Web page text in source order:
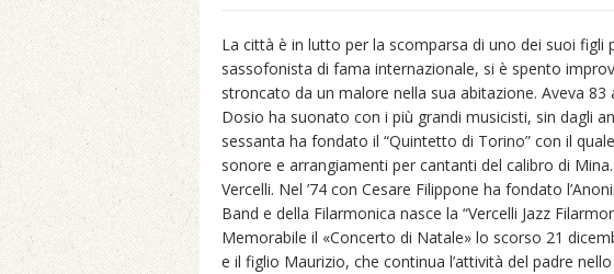
La città è in lutto per la scomparsa di uno dei suoi figli
sassofonista di fama internazionale, si è spento
stroncato da un malore nella sua abitazione. Aveva 83
Dosio ha suonato con i più grandi musicisti, sin dagli
sessanta ha fondato il “Quintetto di Torino” con il
sonore e arrangiamenti per cantanti del calibro di
Vercelli. Nel ’74 con Cesare Filippone ha fondato
Band e della Filarmonica nasce la “Vercelli Jazz
Memorabile il «Concerto di Natale» lo scorso 21
e il figlio Maurizio, che continua l’attività del padre